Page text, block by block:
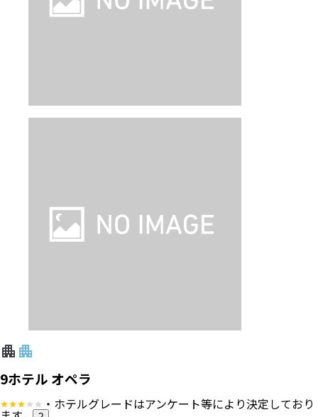
9ホテル オペラ
・ホテルグレードはアンケート等により決定しており